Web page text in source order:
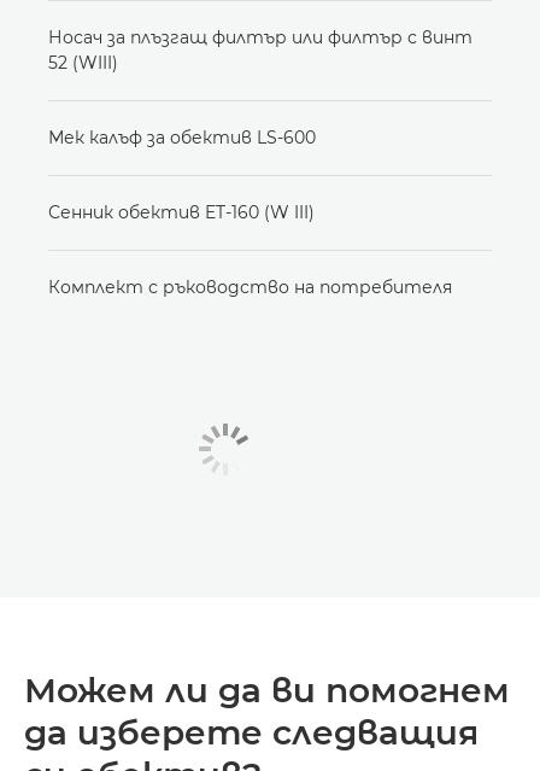
Носач за плъзгащ филтър или филтър с винт
52 (WIII)
Мек калъф за обектив LS-600
Сенник обектив ET-160 (W III)
Комплект с ръководство на потребителя
Можем ли да ви помогнем
да изберете следващия